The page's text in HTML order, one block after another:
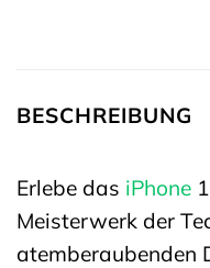
BESCHREIBUNG
Erlebe das iPhone
Meisterwerk der
atemberaubenden